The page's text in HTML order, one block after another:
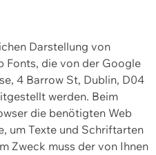
Darstellung von
Fonts, die von der Google
4 Barrow St, Dublin, D04
werden. Beim
die benötigten Web
um Texte und Schriftarten
Zweck muss der von Ihnen